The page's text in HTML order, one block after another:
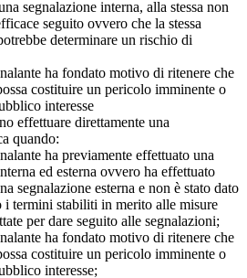
segnalazione interna, alla stessa non
seguito ovvero che la stessa
determinare un rischio di
ha fondato motivo di ritenere che
costituire un pericolo imminente o
interesse
effettuare direttamente una
quando:
ha previamente effettuato una
ed esterna ovvero ha effettuato
segnalazione esterna e non è stato dato
i termini stabiliti in merito alle misure
per dare seguito alle segnalazioni;
ha fondato motivo di ritenere che
costituire un pericolo imminente o
interesse;